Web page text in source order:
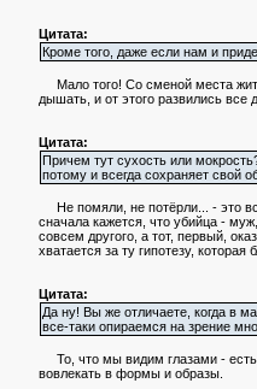
Цитата:
Кроме того, даже если нам и
Мало того! Со сменой места
дышать, и от этого развились все
Цитата:
Причем тут сухость или
потому и всегда сохраняет свой
Не помяли, не потёрли... - это
сначала кажется, что убийца -
совсем другого, а тот, первый,
хватается за ту гипотезу,
Цитата:
Да ну! Вы же отличаете, когда в
все-таки опираемся на зрение
То, что мы видим глазами - есть
вовлекать в формы и образы.